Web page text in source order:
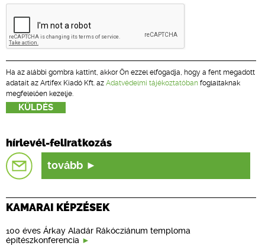
Ha az alábbi gombra kattint, akkor Ön ezzel elfogadja, hogy a fent megadott
adatait az Artifex Kiadó Kft. az Adatvédelmi tájékoztatóban foglaltaknak
megfelelően kezelje.
hírlevél-feliratkozás
tovább
KAMARAI KÉPZÉSEK
100 éves Árkay Aladár Rákócziánum temploma
építészkonferencia